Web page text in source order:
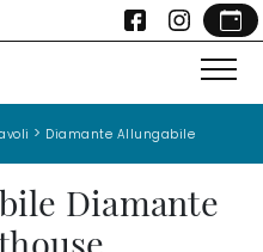
> Diamante Allungabile
Diamante